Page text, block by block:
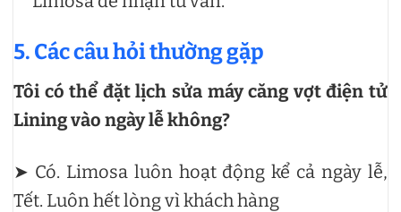
5. Các câu hỏi thường gặp
Tôi có thể đặt lịch sửa máy căng vợt điện tử
Lining vào ngày lễ không?
➤ Có. Limosa luôn hoạt động kể cả ngày lễ,
Tết. Luôn hết lòng vì khách hàng